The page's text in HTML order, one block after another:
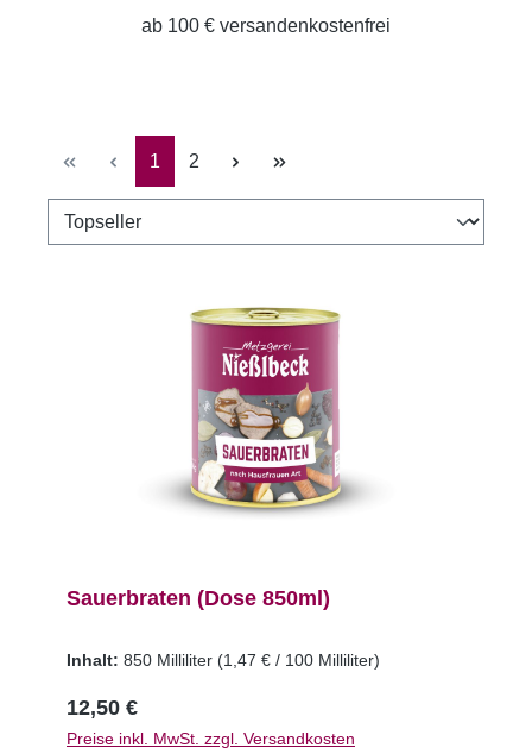
ab 100 € versandenkostenfrei
Seite
1 Seite
2
Sauerbraten (Dose 850ml)
Inhalt: 850 Milliliter (1,47 € / 100 Milliliter)
12,50 €
Preise inkl. MwSt. zzgl. Versandkosten